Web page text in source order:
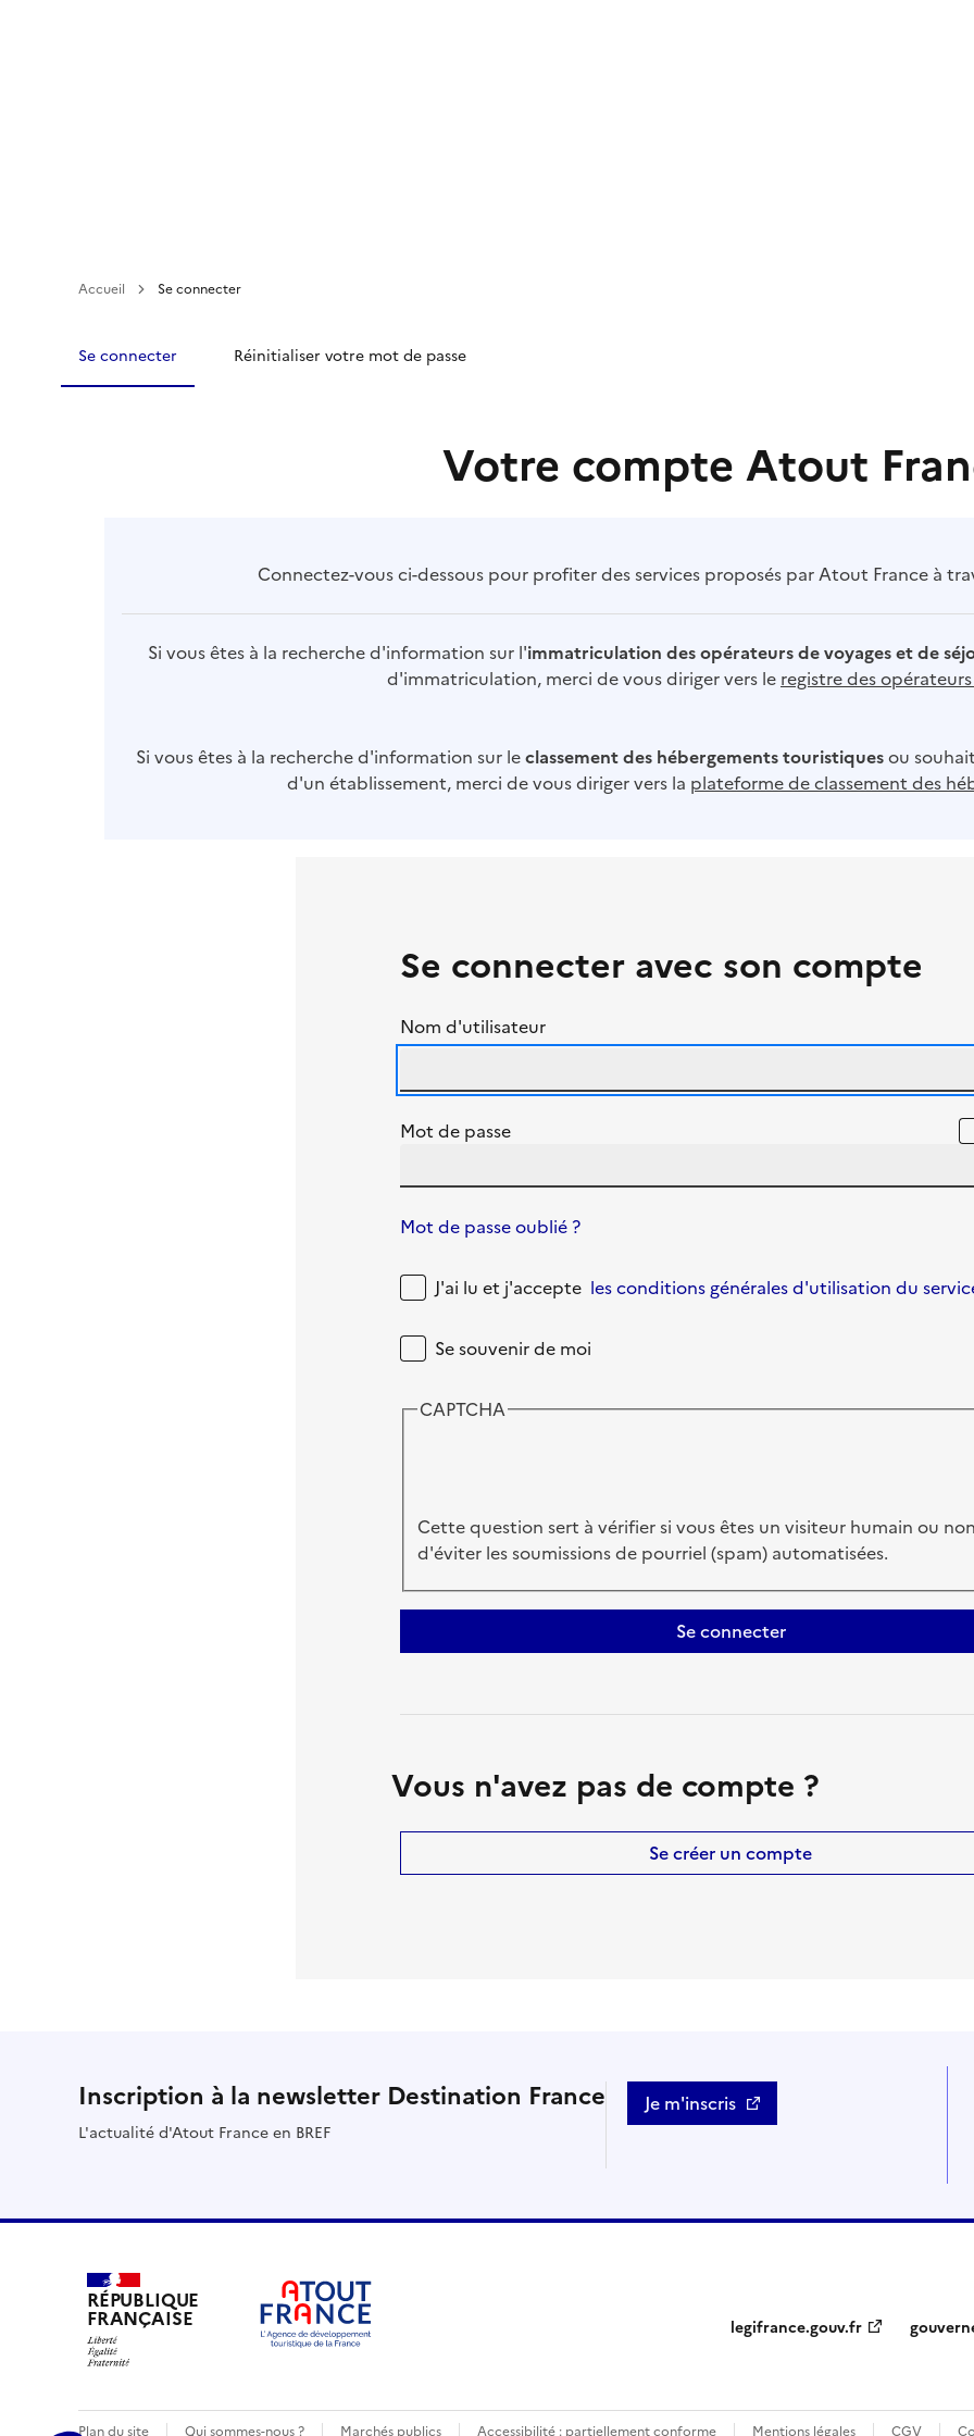
Accueil Se connecter
Se connecter Réinitialiser votre mot de passe
Votre compte Atout
Connectez-vous ci-dessous pour profiter des services proposés par Atout France à
Si vous êtes à la recherche d'information sur l'immatriculation des opérateurs de voyages et de
d'immatriculation, merci de vous diriger vers le registre des
Si vous êtes à la recherche d'information sur leclassement des hébergements touristiquesou
d'un établissement, merci de vous diriger vers la plateforme de classement des
Se connecter avec son compte
Nom d'utilisateur
Mot de passe
Mot de passe oublié ?
J'ai lu et j'accepte les conditions générales d'utilisation du
Se souvenir de moi
CAPTCHA
Cette question sert à vérifier si vous êtes un visiteur humain ou
d'éviter les soumissions de pourriel (spam) automatisées.
Se connecter
Vous n'avez pas de compte ?
Se créer un compte
Inscription à la newsletter Destination France
L'actualité d'Atout France en BREF
Je m'inscris
RÉPUBLIQUE
FRANÇAISE legifrance.gouv.fr
Plan du site Qui sommes-nous ? Marchés publics Accessibilité : partiellement conforme Mentions légales CGV